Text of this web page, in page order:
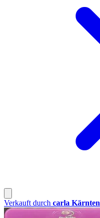
Verkauft durch carla Kärnten